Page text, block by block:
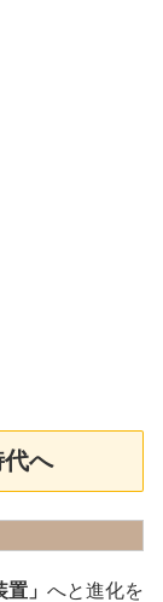
へ
」 へと進化を